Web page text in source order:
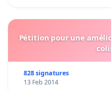
Pétition pour une
828 signatures
13 Feb 2014